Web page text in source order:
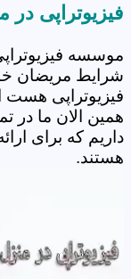
فیزیوتراپی
موسسه
شرایط مریضان
فیزیوتراپی
همین الان ما در
داریم که برای
هستند.